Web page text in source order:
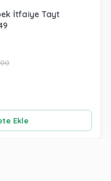
İtfaiye Tayt
Ekle